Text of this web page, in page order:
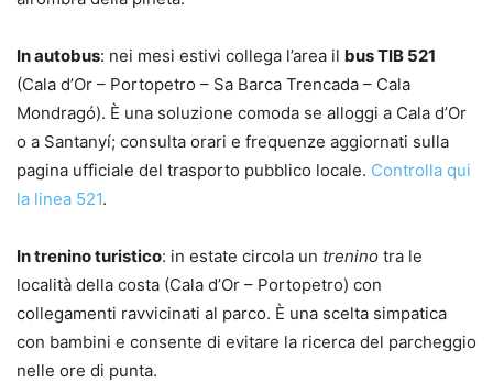
In autobus: nei mesi estivi collega l’area il bus TIB 521
(Cala d’Or – Portopetro – Sa Barca Trencada – Cala
Mondragó). È una soluzione comoda se alloggi a Cala d’Or
o a Santanyí; consulta orari e frequenze aggiornati sulla
pagina ufficiale del trasporto pubblico locale. Controlla qui
la linea 521.
In trenino turistico: in estate circola un trenino tra le
località della costa (Cala d’Or – Portopetro) con
collegamenti ravvicinati al parco. È una scelta simpatica
con bambini e consente di evitare la ricerca del parcheggio
nelle ore di punta.